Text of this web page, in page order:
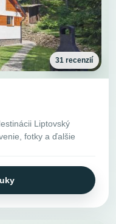
31 recenzií
Liptovský
fotky a ďalšie